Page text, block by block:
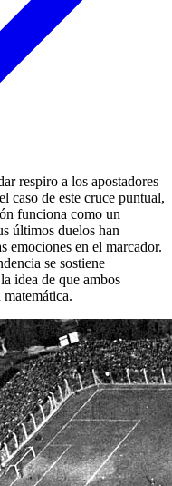
respiro a los apostadores
caso de este cruce puntual,
funciona como un
últimos duelos han
emociones en el marcador.
se sostiene
idea de que ambos